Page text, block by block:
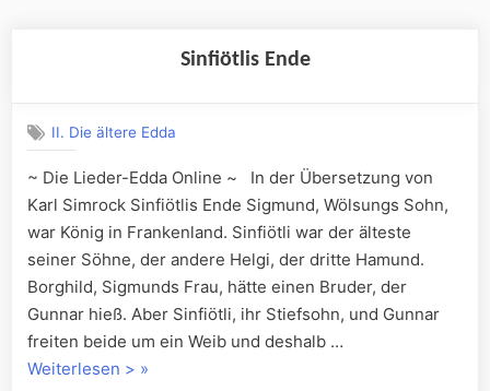
Sinfiötlis Ende
II. Die ältere Edda
~ Die Lieder-Edda Online ~ In der Übersetzung von
Karl Simrock Sinfiötlis Ende Sigmund, Wölsungs Sohn,
war König in Frankenland. Sinfiötli war der älteste
seiner Söhne, der andere Helgi, der dritte Hamund.
Borghild, Sigmunds Frau, hätte einen Bruder, der
Gunnar hieß. Aber Sinfiötli, ihr Stiefsohn, und Gunnar
freiten beide um ein Weib und deshalb …
Weiterlesen > „Sinfiötlis
»